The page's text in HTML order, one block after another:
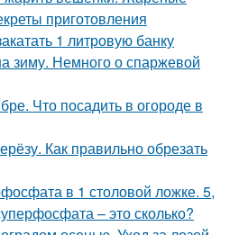
приготовления
1 литровую банку
зиму. Немного о спаржевой
Что посадить в огороде в
Как правильно обрезать
в 1 столовой ложке. 5,
– это сколько?